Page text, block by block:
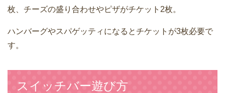
枚、チーズの盛り合わせやピザがチケット2枚。
ハンバーグやスパゲッティになるとチケットが3枚必要で
す。
スイッチバー遊び方